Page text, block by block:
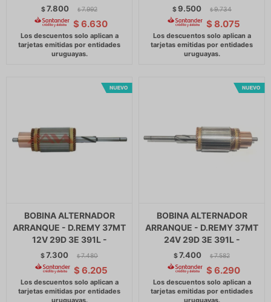
$7.800 $ 7.992
$ 6.630
$9.500 $ 9.734
$ 8.075
BOBINA ALTERNADOR
ARRANQUE - D.REMY 37MT
12V 29D 3E 391L -
$7.300 $ 7.480
$ 6.205
BOBINA ALTERNADOR
ARRANQUE - D.REMY 37MT
24V 29D 3E 391L -
$7.400 $ 7.582
$ 6.290